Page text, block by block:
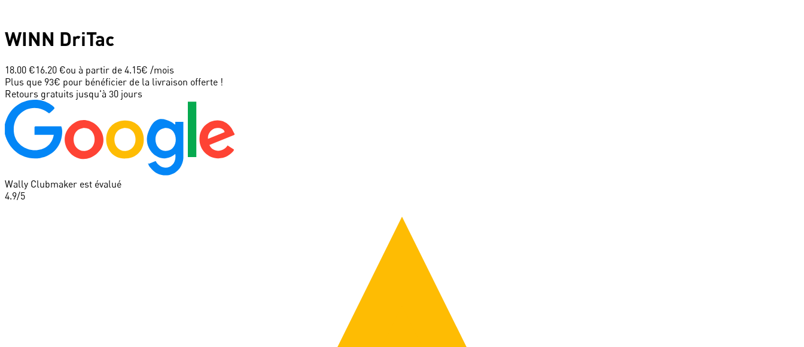
WINN DriTac
18.00 €16.20 €ou à partir de 4.15€ /mois
Plus que 93€ pour bénéficier de la livraison offerte !
Retours gratuits jusqu'à 30 jours
Wally Clubmaker est évalué
4.9/5